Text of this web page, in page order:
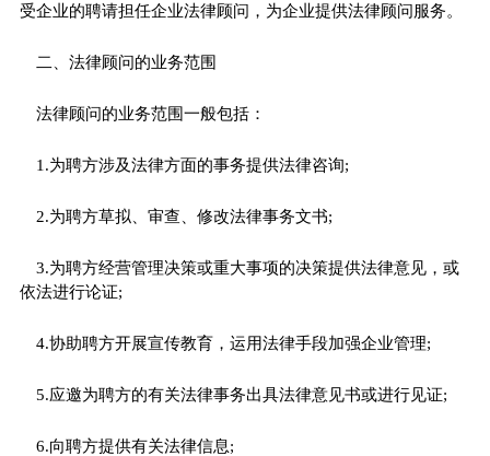
受企业的聘请担任企业法律顾问，为企业提供法律顾问服务。
二、法律顾问的业务范围
法律顾问的业务范围一般包括：
1.为聘方涉及法律方面的事务提供法律咨询;
2.为聘方草拟、审查、修改法律事务文书;
3.为聘方经营管理决策或重大事项的决策提供法律意见，或
依法进行论证;
4.协助聘方开展宣传教育，运用法律手段加强企业管理;
5.应邀为聘方的有关法律事务出具法律意见书或进行见证;
6.向聘方提供有关法律信息;